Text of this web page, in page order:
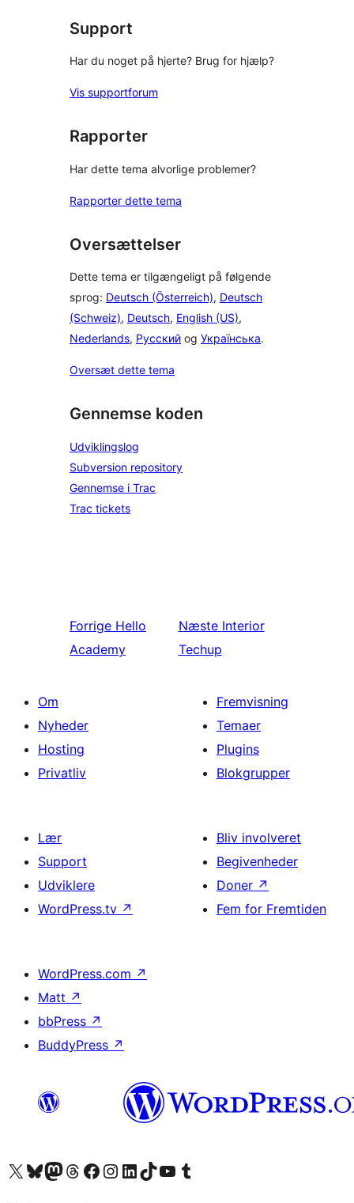
Support
Har du noget på hjerte? Brug for hjælp?
Vis supportforum
Rapporter
Har dette tema alvorlige problemer?
Rapporter dette tema
Oversættelser
Dette tema er tilgængeligt på følgende
sprog: Deutsch (Österreich), Deutsch
(Schweiz), Deutsch, English (US),
Nederlands, Русский og Українська.
Oversæt dette tema
Gennemse koden
Udviklingslog
Subversion repository
Gennemse i Trac
Trac tickets
Forrige Hello
Academy
Næste Interior
Techup
Om
Nyheder
Hosting
Privatliv
Fremvisning
Temaer
Plugins
Blokgrupper
Lær
Support
Udviklere
WordPress.tv ↗
Bliv involveret
Begivenheder
Doner ↗
Fem for Fremtiden
WordPress.com ↗
Matt ↗
bbPress ↗
BuddyPress ↗
Besøg vores X (tidligere Twitter) konto
Besøg vores Bluesky-konto
Besøg vores Mastodon konto
Besøg vores Threads-konto
Besøg vores Facebook sideBesøg vores Instagram konto
Besøg vores LinkedIn konto
Besøg vores TikTok-konto
Besøg vores YouTube-kanalBesøg vores Tumblr-konto